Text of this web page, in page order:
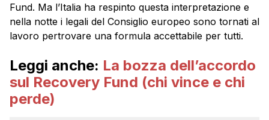
Fund. Ma l’Italia ha respinto questa interpretazione e
nella notte i legali del Consiglio europeo sono tornati al
lavoro pertrovare una formula accettabile per tutti.
Leggi anche: La bozza dell’accordo
sul Recovery Fund (chi vince e chi
perde)